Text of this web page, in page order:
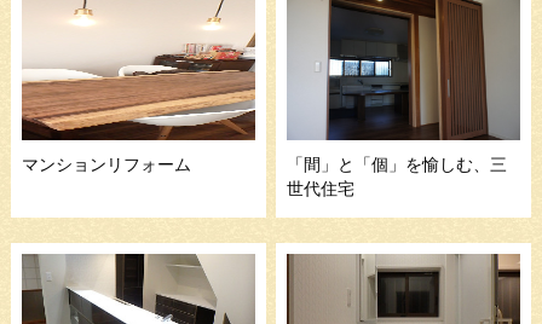
マンションリフォーム
「間」と「個」を愉しむ、三
世代住宅